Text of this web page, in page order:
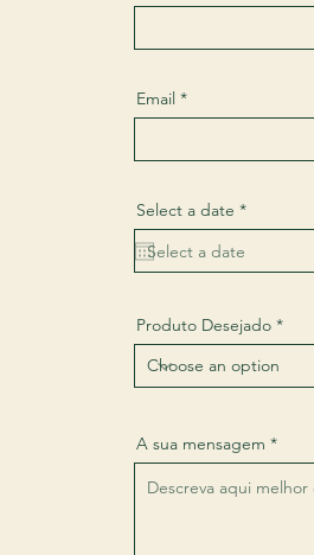
Email
Select a date *r
e
i
d
Produto Desejado
A sua mensagem